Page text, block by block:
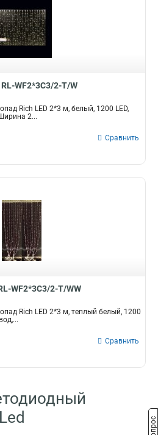
WF2*3C3/2-T/W
Rich LED 2*3 м, белый, 1200 LED,
2...
Сравнить
WF2*3C3/2-T/WW
Rich LED 2*3 м, теплый белый, 1200
Сравнить